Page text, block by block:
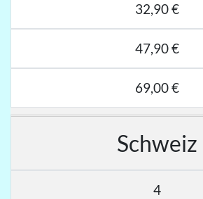
32,90 €
47,90 €
69,00 €
Schweiz
4